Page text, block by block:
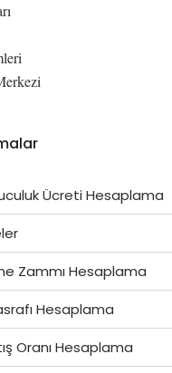
Ücreti Hesaplama
Zammı Hesaplama
Hesaplama
Oranı Hesaplama